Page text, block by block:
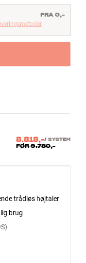
FRA 0,-
8.818,-/ SYSTEM
FØR9.780,-
trådløs højtaler
brug